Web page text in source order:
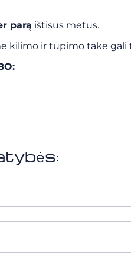
parą ištisus metus.
kilimo ir tūpimo take